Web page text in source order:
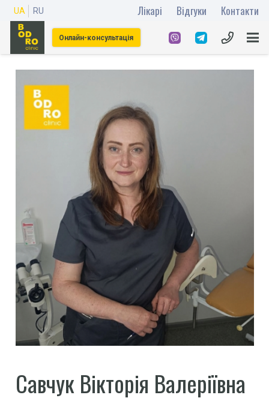
UA RU Лікарі Відгуки Контакти
Онлайн-консультація
Савчук Вікторія Валеріївна